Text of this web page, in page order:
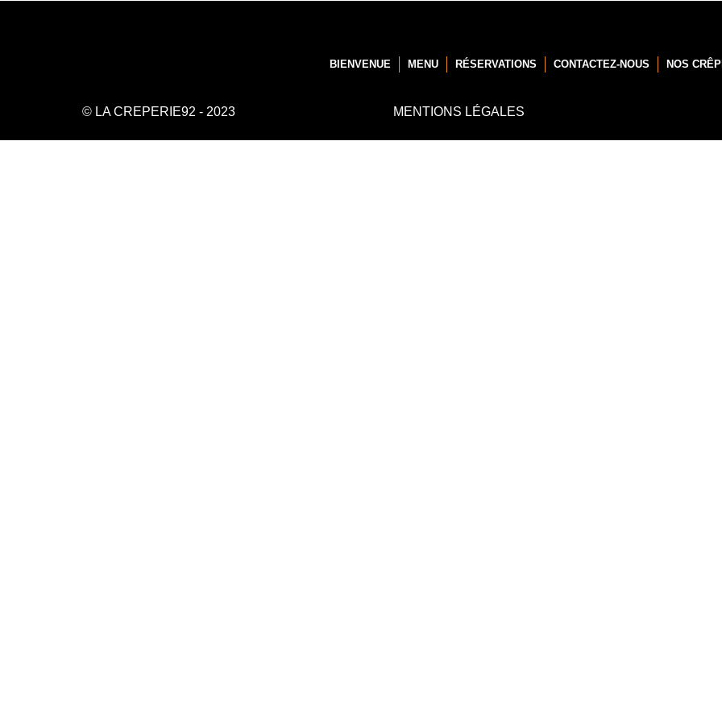
BIENVENUE MENU RÉSERVATIONS CONTACTEZ-NOUS NOS
© LA CREPERIE92 - 2023 MENTIONS LÉGALES